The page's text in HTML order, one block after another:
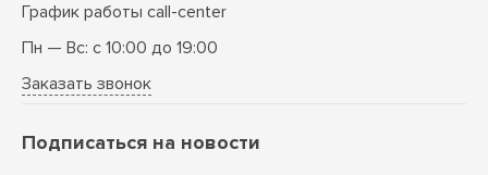
График работы call-center
Пн — Вс: с 10:00 до 19:00
Заказать звонок
Подписаться на новости